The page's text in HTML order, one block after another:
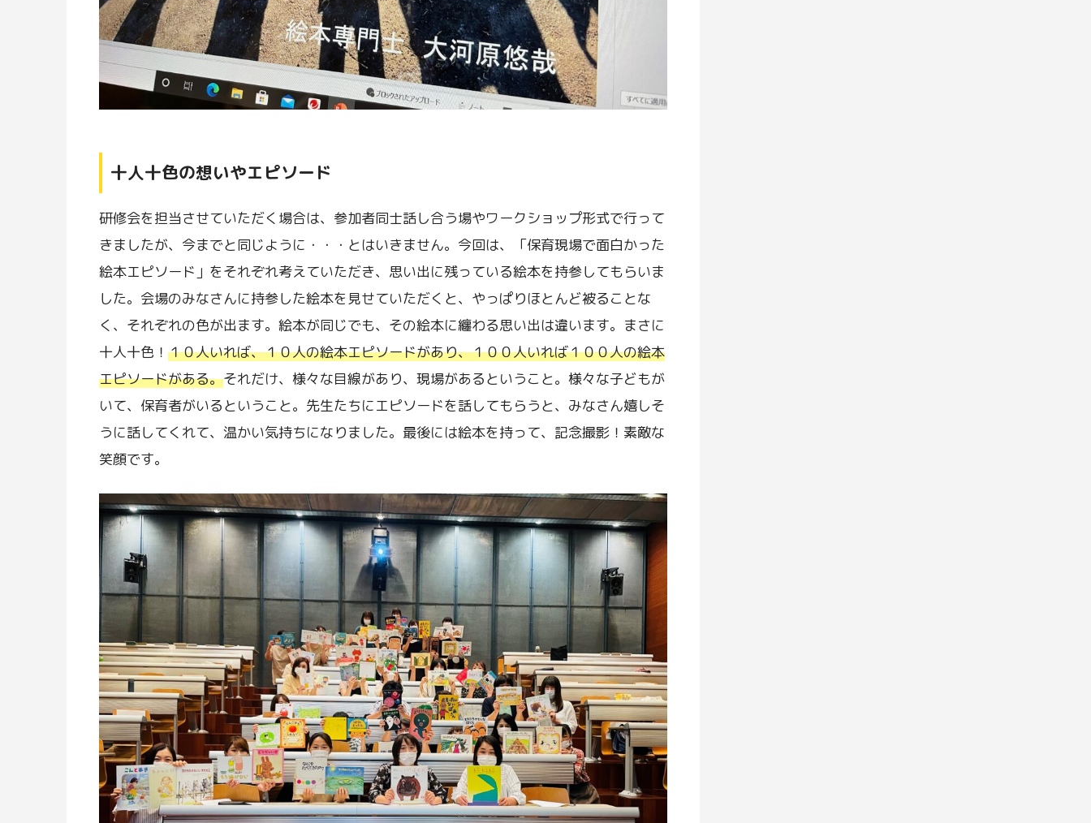
十人十色の想いやエピソード
研修会を担当させていただく場合は、参加者同士話し合う場やワークショップ形式で行って
きましたが、今までと同じように・・・とはいきません。今回は、「保育現場で面白かった
絵本エピソード」をそれぞれ考えていただき、思い出に残っている絵本を持参してもらいま
した。会場のみなさんに持参した絵本を見せていただくと、やっぱりほとんど被ることな
く、それぞれの色が出ます。絵本が同じでも、その絵本に纏わる思い出は違います。まさに
十人十色！ １０人いれば、１０人の絵本エピソードがあり、１００人いれば１００人の絵本
エピソードがある。それだけ、様々な目線があり、現場があるということ。様々な子どもが
いて、保育者がいるということ。先生たちにエピソードを話してもらうと、みなさん嬉しそ
うに話してくれて、温かい気持ちになりました。最後には絵本を持って、記念撮影！素敵な
笑顔です。